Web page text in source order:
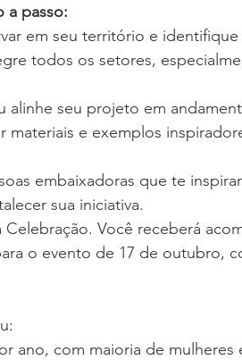
a passo:
em seu território e identifique
todos os setores,
alinhe seu projeto em
materiais e exemplos
embaixadoras que te
sua iniciativa.
Você receberá
o evento de 17 de outubro,
ano, com maioria de mulheres